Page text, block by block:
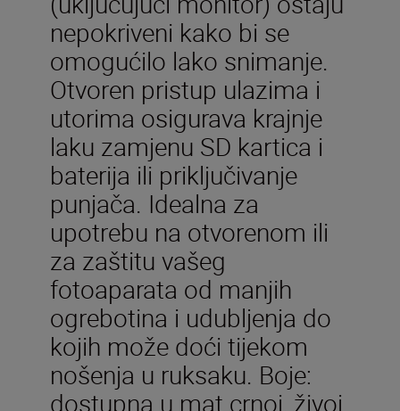
nepokriveni kako bi se
omogućilo lako snimanje.
Otvoren pristup ulazima i
utorima osigurava krajnje
laku zamjenu SD kartica i
baterija ili priključivanje
punjača. Idealna za
upotrebu na otvorenom ili
za zaštitu vašeg
fotoaparata od manjih
ogrebotina i udubljenja do
kojih može doći tijekom
nošenja u ruksaku. Boje:
dostupna u mat crnoj, živoj